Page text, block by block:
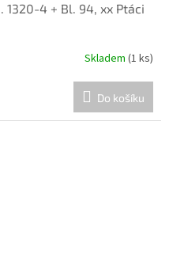
1320-4 + Bl. 94, xx Ptáci
Skladem (1 ks)
Do košíku